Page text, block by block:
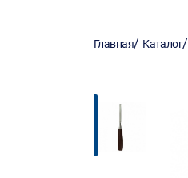
Главная/ Каталог/